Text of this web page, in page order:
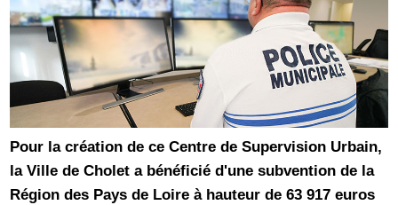
Pour la création de ce Centre de Supervision Urbain,
la Ville de Cholet a bénéficié d'une subvention de la
Région des Pays de Loire à hauteur de 63 917 euros